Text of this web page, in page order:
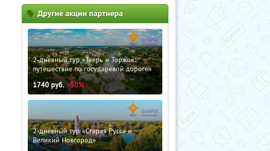
Другие акции партнера
2-дневный тур «Тверь и Торжок:
путешествие по государевой дороге»
1740руб. -50%
2-дневный тур «Старая Русса и
Великий Новгород»